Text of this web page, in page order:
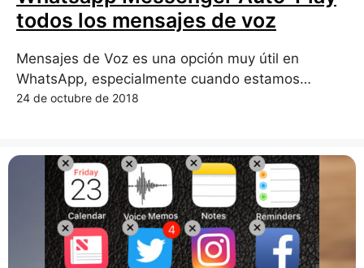
todos los mensajes de voz
Mensajes de Voz es una opción muy útil en
WhatsApp, especialmente cuando estamos…
24 de octubre de 2018